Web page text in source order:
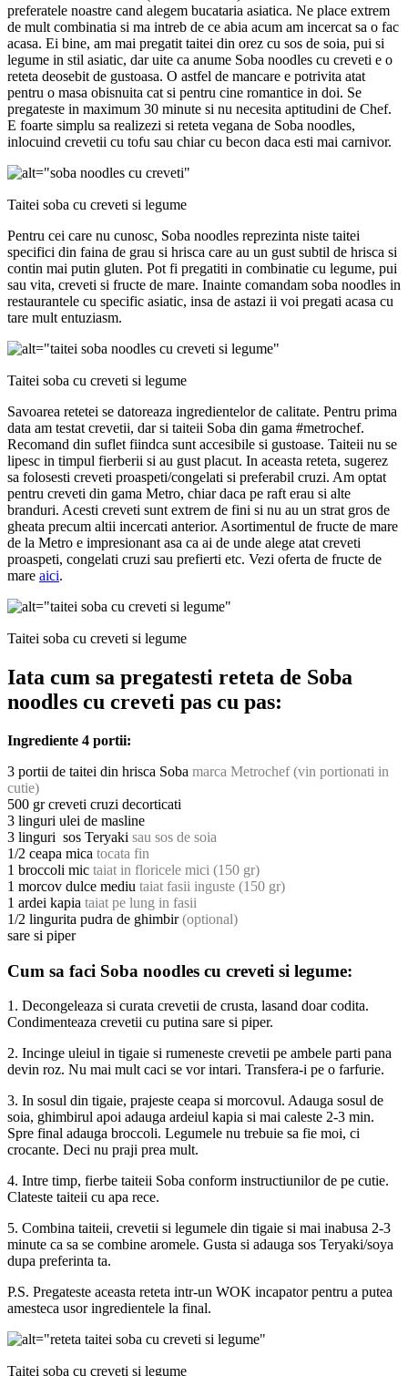
preferatele noastre cand alegem bucataria asiatica. Ne place extrem
de mult combinatia si ma intreb de ce abia acum am incercat sa o fac
acasa. Ei bine, am mai pregatit taitei din orez cu sos de soia, pui si
legume in stil asiatic, dar uite ca anume Soba noodles cu creveti e o
reteta deosebit de gustoasa. O astfel de mancare e potrivita atat
pentru o masa obisnuita cat si pentru cine romantice in doi. Se
pregateste in maximum 30 minute si nu necesita aptitudini de Chef.
E foarte simplu sa realizezi si reteta vegana de Soba noodles,
inlocuind crevetii cu tofu sau chiar cu becon daca esti mai carnivor.
Taitei soba cu creveti si legume
Pentru cei care nu cunosc, Soba noodles reprezinta niste taitei
specifici din faina de grau si hrisca care au un gust subtil de hrisca si
contin mai putin gluten. Pot fi pregatiti in combinatie cu legume, pui
sau vita, creveti si fructe de mare. Inainte comandam soba noodles in
restaurantele cu specific asiatic, insa de astazi ii voi pregati acasa cu
tare mult entuziasm.
Taitei soba cu creveti si legume
Savoarea retetei se datoreaza ingredientelor de calitate. Pentru prima
data am testat crevetii, dar si taiteii Soba din gama #metrochef.
Recomand din suflet fiindca sunt accesibile si gustoase. Taiteii nu se
lipesc in timpul fierberii si au gust placut. In aceasta reteta, sugerez
sa folosesti creveti proaspeti/congelati si preferabil cruzi. Am optat
pentru creveti din gama Metro, chiar daca pe raft erau si alte
branduri. Acesti creveti sunt extrem de fini si nu au un strat gros de
gheata precum altii incercati anterior. Asortimentul de fructe de mare
de la Metro e impresionant asa ca ai de unde alege atat creveti
proaspeti, congelati cruzi sau prefierti etc. Vezi oferta de fructe de
mare aici.
Taitei soba cu creveti si legume
Iata cum sa pregatesti reteta de Soba
noodles cu creveti pas cu pas:
Ingrediente 4 portii:
3 portii de taitei din hrisca Soba marca Metrochef (vin portionati in
cutie)
500 gr creveti cruzi decorticati
3 linguri ulei de masline
3 linguri sos Teryaki sau sos de soia
1/2 ceapa mica tocata fin
1 broccoli mic taiat in floricele mici (150 gr)
1 morcov dulce mediu taiat fasii inguste (150 gr)
1 ardei kapia taiat pe lung in fasii
1/2 lingurita pudra de ghimbir(optional)
sare si piper
Cum sa faci Soba noodles cu creveti si legume:
1. Decongeleaza si curata crevetii de crusta, lasand doar codita.
Condimenteaza crevetii cu putina sare si piper.
2. Incinge uleiul in tigaie si rumeneste crevetii pe ambele parti pana
devin roz. Nu mai mult caci se vor intari. Transfera-i pe o farfurie.
3. In sosul din tigaie, prajeste ceapa si morcovul. Adauga sosul de
soia, ghimbirul apoi adauga ardeiul kapia si mai caleste 2-3 min.
Spre final adauga broccoli. Legumele nu trebuie sa fie moi, ci
crocante. Deci nu praji prea mult.
4. Intre timp, fierbe taiteii Soba conform instructiunilor de pe cutie.
Clateste taiteii cu apa rece.
5. Combina taiteii, crevetii si legumele din tigaie si mai inabusa 2-3
minute ca sa se combine aromele. Gusta si adauga sos Teryaki/soya
dupa preferinta ta.
P.S. Pregateste aceasta reteta intr-un WOK incapator pentru a putea
amesteca usor ingredientele la final.
Taitei soba cu creveti si legume